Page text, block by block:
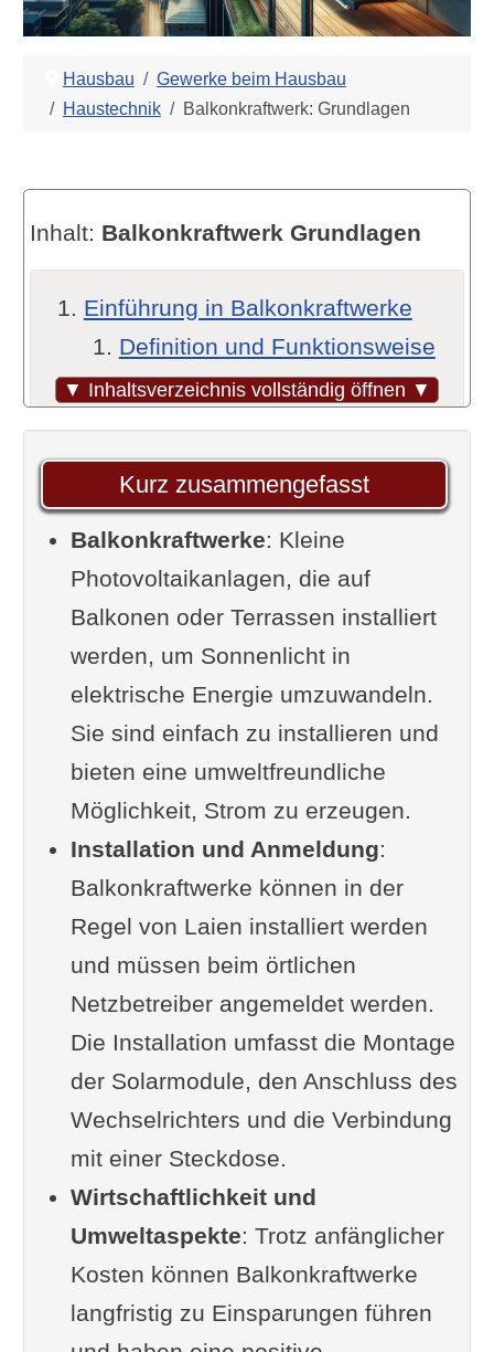
Hausbau
Gewerke beim Hausbau
Haustechnik
Balkonkraftwerk: Grundlagen
▼ Inhaltsverzeichnis vollständig öffnen ▼
Inhalt: Balkonkraftwerk Grundlagen
Einführung in Balkonkraftwerke
Definition und Funktionsweise
Vorteile und mögliche
Herausforderungen
Komponenten eines
Balkonkraftwerks
Solarmodule: Auswahl und
Spezifikationen
Wechselrichter:
Funktionsweise und Typen
Befestigungssysteme und
Kabel
Die Gesetzeslage zu Leistung
und Anmeldepflicht
Wer ist mein Netzbetreiber?
Lokale Förderprogramme
Standortanalyse:
Sonneneinstrahlung und
Ausrichtung
Balkonkraftwerk-
Standortcheck
Installation und Inbetriebnahme
eines Balkonkraftwerks
Schritt-für-Schritt-Anleitung zur
Installation
Sicherheitshinweise und
professionelle
Kurz zusammengefasst
Balkonkraftwerke: Kleine
Photovoltaikanlagen, die auf
Balkonen oder Terrassen installiert
werden, um Sonnenlicht in
elektrische Energie umzuwandeln.
Sie sind einfach zu installieren und
bieten eine umweltfreundliche
Möglichkeit, Strom zu erzeugen.
Installation und Anmeldung:
Balkonkraftwerke können in der
Regel von Laien installiert werden
und müssen beim örtlichen
Netzbetreiber angemeldet werden.
Die Installation umfasst die Montage
der Solarmodule, den Anschluss des
Wechselrichters und die Verbindung
mit einer Steckdose.
Wirtschaftlichkeit und
Umweltaspekte: Trotz anfänglicher
Kosten können Balkonkraftwerke
langfristig zu Einsparungen führen